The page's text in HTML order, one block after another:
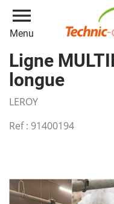
menu
Menu
Ligne
longue
LEROY
Ref : 91400194